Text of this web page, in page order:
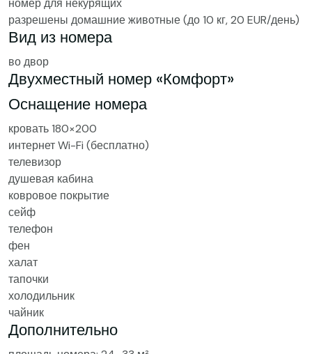
номер для некурящих
разрешены домашние животные (до 10 кг, 20 EUR/день)
Вид из номера
во двор
Двухместный номер «Комфорт»
Оснащение номера
кровать 180×200
интернет Wi-Fi (бесплатно)
телевизор
душевая кабина
ковровое покрытие
сейф
телефон
фен
халат
тапочки
холодильник
чайник
Дополнительно